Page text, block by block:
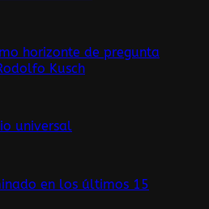
horizonte de pregunta
Kusch
universal
en los últimos 15